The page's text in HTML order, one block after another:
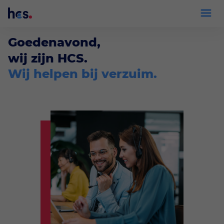
Inloggen xpertsuite
Verzuimbegeleiding
Goed Gezien
Arbeidsdeskundig onderzoek
Werkgevers
Medewerkers
Goedenavond,
wij zijn HCS.
Wij helpen bij verzuim.